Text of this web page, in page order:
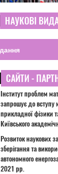
НАУКОВІ
САЙТИ -
Інститут проблем
запрошує до вступу
прикладної фізики
Київського
Розвиток наукових
зберігання та
автономного
2021 рр.